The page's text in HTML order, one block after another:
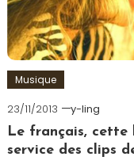
Musique
23/11/2013
y-ling
Le français, cette
service des clips